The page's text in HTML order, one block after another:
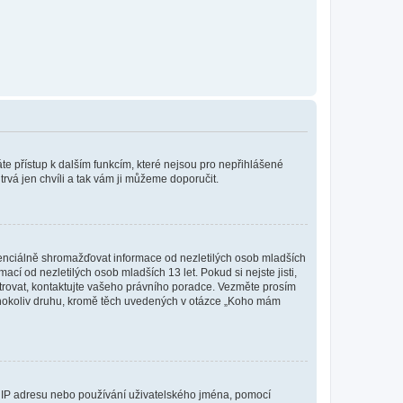
přístup k dalším funkcím, které nejsou pro nepřihlášené
jen chvíli a tak vám ji můžeme doporučit.
shromažďovat informace od nezletilých osob mladších
od nezletilých osob mladších 13 let. Pokud si nejste jisti,
kontaktujte vašeho právního poradce. Vezměte prosím
druhu, kromě těch uvedených v otázce „Koho mám
adresu nebo používání uživatelského jména, pomocí